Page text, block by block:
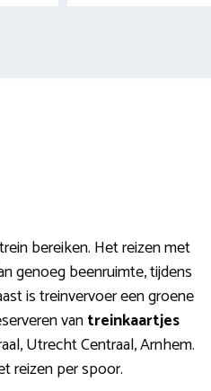
bereiken. Het reizen met
genoeg beenruimte, tijdens
is treinvervoer een groene
vantreinkaartjes
Utrecht Centraal, Arnhem.
reizen per spoor.